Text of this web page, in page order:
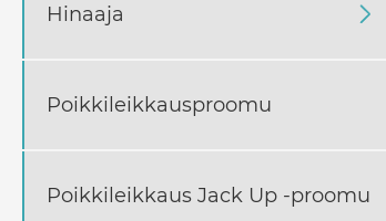
Hinaaja 
Poikkileikkausproomu
Poikkileikkaus Jack Up -proomu